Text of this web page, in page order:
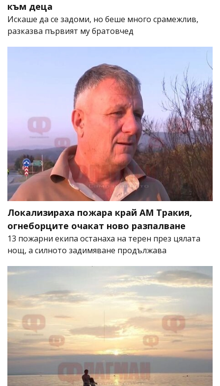
към деца
Искаше да се задоми, но беше много срамежлив,
разказва първият му братовчед
Локализираха пожара край АМ Тракия,
огнеборците очакат ново разпалване
13 пожарни екипа останаха на терен през цялата
нощ, а силното задимяване продължава